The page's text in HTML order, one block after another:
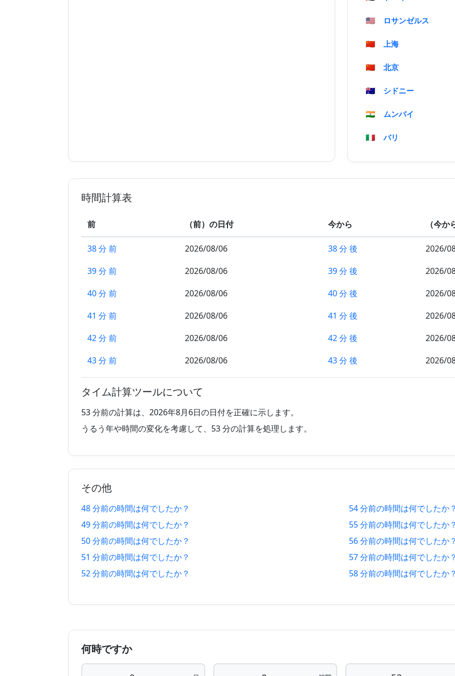
🇺🇸 ロサンゼルス
🇨🇳 上海
🇨🇳 北京
🇦🇺 シドニー
🇮🇳 ムンバイ
🇮🇹 バリ
時間計算表
前 （前）の日付 今から （今
38 分 前 2026/08/06 38 分 後
2026/
39 分 前
2026/08/06 39 分 後
2026/
40 分 前
2026/08/06 40 分 後
2026/
41 分 前
2026/08/06 41 分 後
2026/
42 分 前
2026/08/06 42 分 後
2026/
43 分 前
2026/08/06 43 分 後
2026/
46 分 前
2026/08/06
48 分 前
2026/08/06 48 分 後
2026/
49 分 前
51 分 前
2026/08/06 51 分 後
2026/
52 分 前
2026/08/06 52 分 後
2026/
54 分 前
2026/08/06 54 分 後
2026/
55 分 前
2026/08/06 55 分 後
2026/
56 分 前
2026/08/06 57 分 後
タイム計算ツールについて
53 分前の計算は、2026年8月6日の日付を正確に示します。
うるう年や時間の変化を考慮して、53 分の計算を処理します。
その他
48 分前の時間は何でしたか？
49 分前の時間は何でしたか？
50 分前の時間は何でしたか？
51 分前の時間は何でしたか？
52 分前の時間は何でしたか？
54 分前の時間は何でしたか
55 分前の時間は何でしたか
56 分前の時間は何でしたか
57 分前の時間は何でしたか
58 分前の時間は何でしたか
何時ですか